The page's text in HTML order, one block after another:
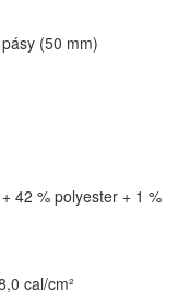
(50 mm)
42 % polyester + 1 %
cal/cm²